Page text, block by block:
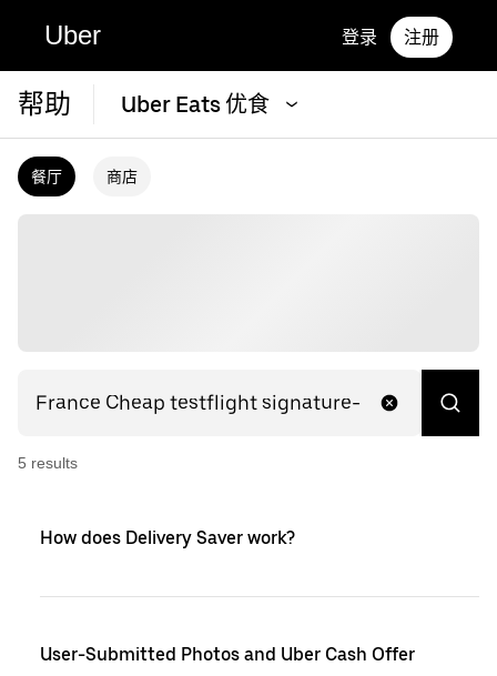
Uber 登录 注册
帮助 Uber Eats 优食
餐厅 商店
5 results
How does Delivery Saver work?
User-Submitted Photos and Uber Cash Offer